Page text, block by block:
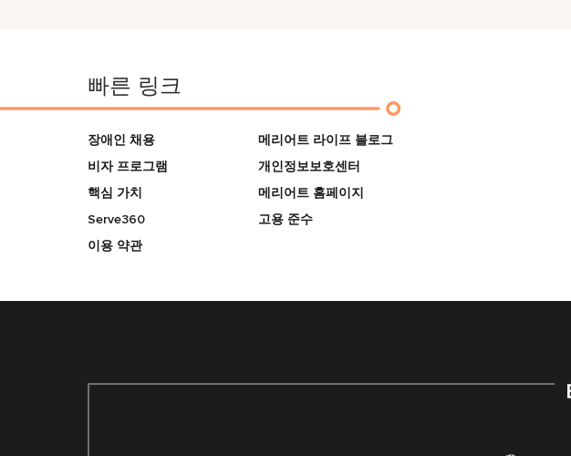
빠른 링크
장애인 채용
비자 프로그램
핵심 가치
Serve360
이용 약관
메리어트 라이프 블로그
개인정보보호센터
메리어트 홈페이지
고용 준수